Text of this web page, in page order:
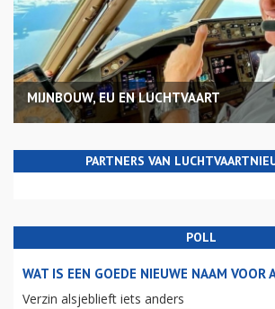
MIJNBOUW, EU EN LUCHTVAART
PARTNERS VAN
POLL
WAT IS EEN GOEDE NIEUWE NAAM VOOR
Verzin alsjeblieft iets anders